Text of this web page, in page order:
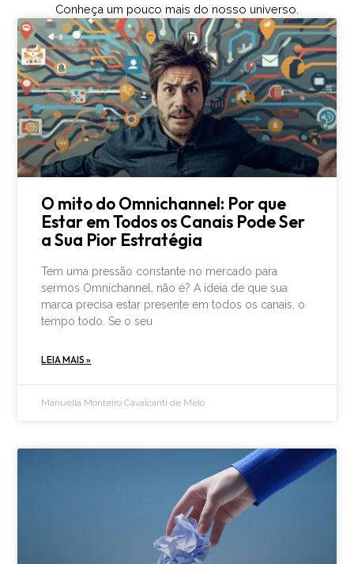
Conheça um pouco mais do nosso universo.
O mito do Omnichannel: Por que
Estar em Todos os Canais Pode Ser
a Sua Pior Estratégia
Tem uma pressão constante no mercado para
sermos Omnichannel, não é? A ideia de que sua
marca precisa estar presente em todos os canais, o
tempo todo. Se o seu
LEIA MAIS »
Manuella Monteiro Cavalcanti de Melo